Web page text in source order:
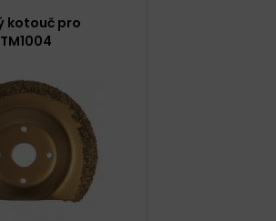
kotouč pro